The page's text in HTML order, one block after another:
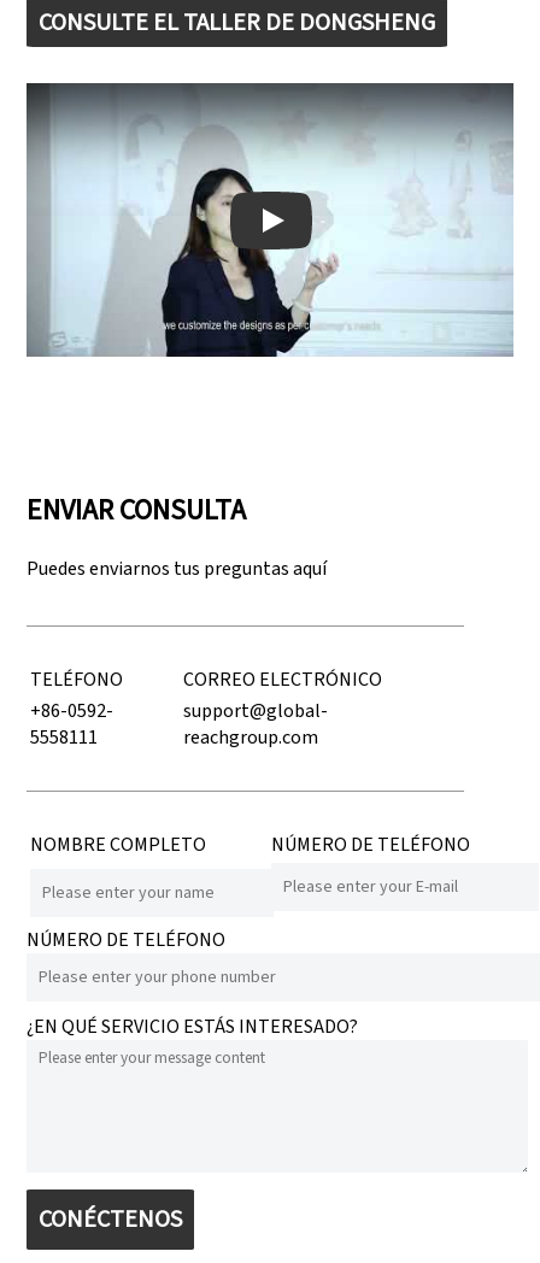
CONSULTE EL TALLER DE DONGSHENG
Play: Keynote (Google I/O '18)
ENVIAR CONSULTA
Puedes enviarnos tus preguntas aquí
TELÉFONO
CORREO ELECTRÓNICO
+86-0592-
5558111
support@global-
reachgroup.com
NOMBRE COMPLETO NÚMERO DE TELÉFONO
NÚMERO DE TELÉFONO
¿EN QUÉ SERVICIO ESTÁS INTERESADO?
CONÉCTENOS